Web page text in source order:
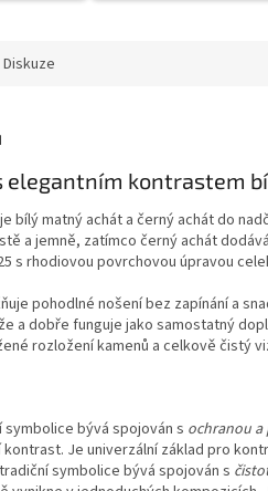
Diskuze
kontrastem
bílý matný achát a černý achát do
a jemně, zatímco černý achát
s rhodiovou povrchovou úpravou
pohodlné nošení bez zapínání a
a dobře funguje jako samostatný
rozložení kamenů a celkově čistý
symbolice bývá spojován s ochranou
Je univerzální základ pro
symbolice bývá spojován s